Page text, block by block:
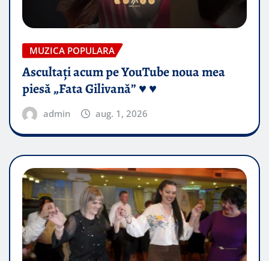
MUZICA POPULARA
Ascultați acum pe YouTube noua mea
piesă „Fata Gilivană” ♥️ ♥️
admin aug. 1, 2026